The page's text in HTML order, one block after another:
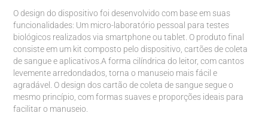
O design do dispositivo foi desenvolvido com base em suas
funcionalidades: Um micro-laboratório pessoal para testes
biológicos realizados via smartphone ou tablet. O produto final
consiste em um kit composto pelo dispositivo, cartões de coleta
de sangue e aplicativos.A forma cilíndrica do leitor, com cantos
levemente arredondados, torna o manuseio mais fácil e
agradável. O design dos cartão de coleta de sangue segue o
mesmo princípio, com formas suaves e proporções ideais para
facilitar o manuseio.